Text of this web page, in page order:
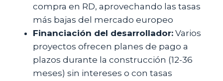
compra en RD, aprovechando las tasas
más bajas del mercado europeo
Financiación del desarrollador: Varios
proyectos ofrecen planes de pago a
plazos durante la construcción (12-36
meses) sin intereses o con tasas